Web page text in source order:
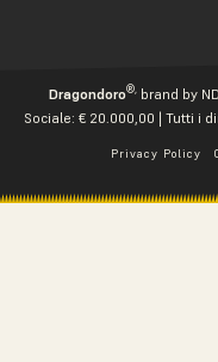
Dragondoro®,brand by
Sociale: € 20.000,00 | Tutti i
Privacy Policy